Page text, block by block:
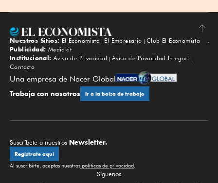
Subir
Nuestros Sitios: El Economista El Empresario
Club El Economista
Publicidad: Mediakit
Institucional: Aviso de Privacidad
Aviso de Privacidad Integral
Contacto
Una empresa de Nacer Global
Trabaja con nosotros Ir a la bolsa de trabajo
Suscríbete a nuestros Newsletter.
Regístrate aquí
Al suscribirte, aceptas nuestras políticas de privacidad.
Síguenos